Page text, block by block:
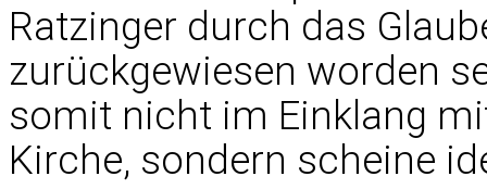
Ratzinger durch das
zurückgewiesen worden
somit nicht im Einklang
Kirche, sondern scheine